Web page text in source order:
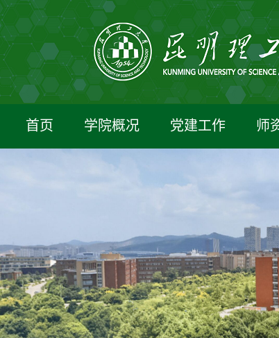
首页 学院概况 党建工作 师